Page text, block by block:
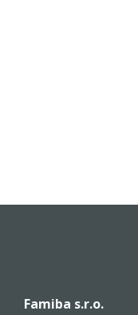
Famiba s.r.o.